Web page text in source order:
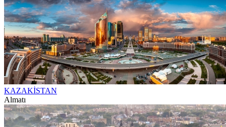
KAZAKİSTAN
Almatı